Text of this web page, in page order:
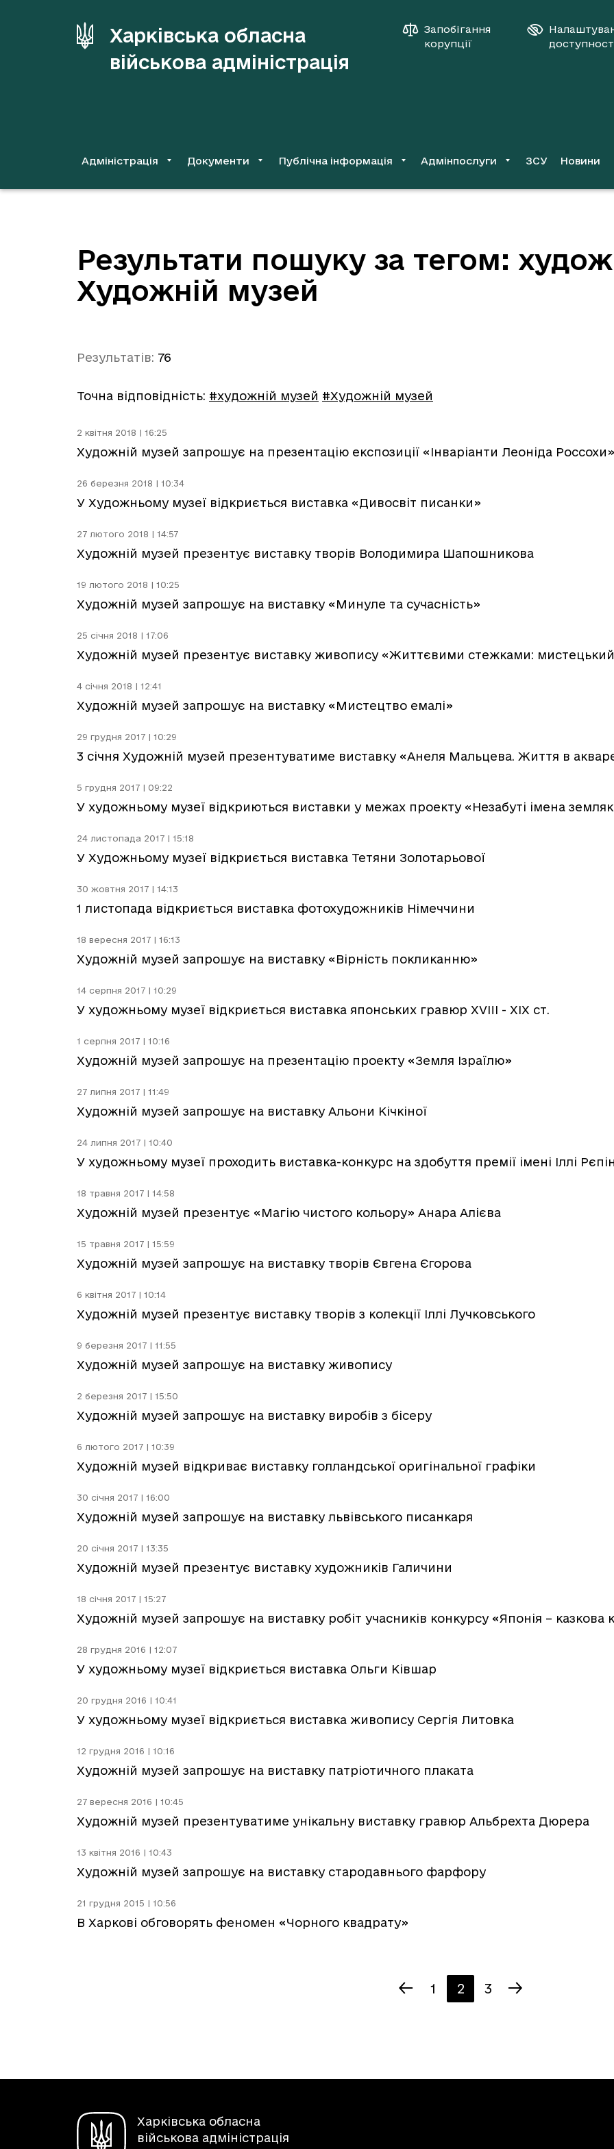
Харківська обласна
військова адміністрація
Запобігання
корупції
Адміністрація Документи Публічна інформація Адмінпослуги ЗСУ Новини
Результати пошуку за тегом:
Художній музей
Результатів: 76
Точна відповідність: #художній музей #Художній музей
2 квітня 2018 | 16:25
Художній музей запрошує на презентацію експозиції «Інваріанти Леоніда Россохи»
26 березня 2018 | 10:34
У Художньому музеї відкриється виставка «Дивосвіт писанки»
27 лютого 2018 | 14:57
Художній музей презентує виставку творів Володимира Шапошникова
19 лютого 2018 | 10:25
Художній музей запрошує на виставку «Минуле та сучасність»
25 січня 2018 | 17:06
Художній музей презентує виставку живопису «Життєвими стежками:
4 січня 2018 | 12:41
Художній музей запрошує на виставку «Мистецтво емалі»
29 грудня 2017 | 10:29
3 січня Художній музей презентуватиме виставку «Анеля Мальцева. Життя в
5 грудня 2017 | 09:22
У художньому музеї відкриються виставки у межах проекту «Незабуті імена
24 листопада 2017 | 15:18
У Художньому музеї відкриється виставка Тетяни Золотарьової
30 жовтня 2017 | 14:13
1 листопада відкриється виставка фотохудожників Німеччини
18 вересня 2017 | 16:13
Художній музей запрошує на виставку «Вірність покликанню»
14 серпня 2017 | 10:29
У художньому музеї відкриється виставка японських гравюр XVIII - XIX ст.
1 серпня 2017 | 10:16
Художній музей запрошує на презентацію проекту «Земля Ізраїлю»
27 липня 2017 | 11:49
Художній музей запрошує на виставку Альони Кічкіної
24 липня 2017 | 10:40
У художньому музеї проходить виставка-конкурс на здобуття премії імені Іллі
18 травня 2017 | 14:58
Художній музей презентує «Магію чистого кольору» Анара Алієва
15 травня 2017 | 15:59
Художній музей запрошує на виставку творів Євгена Єгорова
6 квітня 2017 | 10:14
Художній музей презентує виставку творів з колекції Іллі Лучковського
9 березня 2017 | 11:55
Художній музей запрошує на виставку живопису
2 березня 2017 | 15:50
Художній музей запрошує на виставку виробів з бісеру
6 лютого 2017 | 10:39
Художній музей відкриває виставку голландської оригінальної графіки
30 січня 2017 | 16:00
Художній музей запрошує на виставку львівського писанкаря
20 січня 2017 | 13:35
Художній музей презентує виставку художників Галичини
18 січня 2017 | 15:27
Художній музей запрошує на виставку робіт учасників конкурсу «Японія – казкова
28 грудня 2016 | 12:07
У художньому музеї відкриється виставка Ольги Ківшар
20 грудня 2016 | 10:41
У художньому музеї відкриється виставка живопису Сергія Литовка
12 грудня 2016 | 10:16
Художній музей запрошує на виставку патріотичного плаката
27 вересня 2016 | 10:45
Художній музей презентуватиме унікальну виставку гравюр Альбрехта Дюрера
13 квітня 2016 | 10:43
Художній музей запрошує на виставку стародавнього фарфору
21 грудня 2015 | 10:56
В Харкові обговорять феномен «Чорного квадрату»
1 2 3
Харківська обласна
військова адміністрація